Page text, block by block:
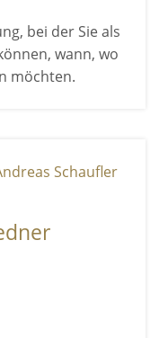
bei der Sie als
wann, wo
möchten.